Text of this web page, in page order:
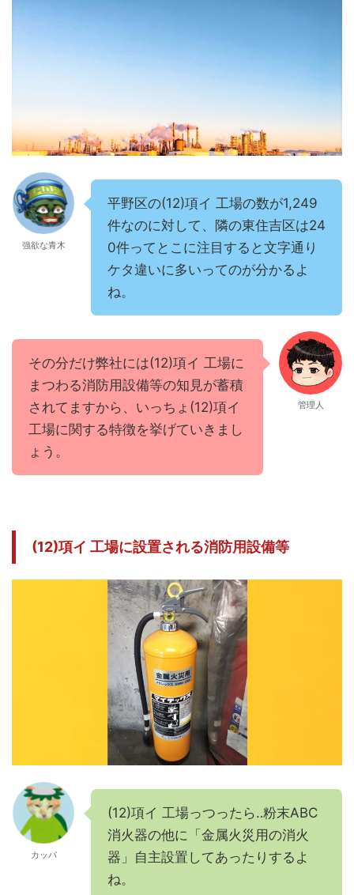
強欲な青木
平野区の(12)項イ 工場の数が1,249
件なのに対して、隣の東住吉区は24
0件ってとこに注目すると文字通り
ケタ違いに多いってのが分かるよ
ね。
その分だけ弊社には(12)項イ 工場に
まつわる消防用設備等の知見が蓄積
されてますから、いっちょ(12)項イ
工場に関する特徴を挙げていきまし
ょう。
管理人
(12)項イ 工場に設置される消防用設備等
カッパ
(12)項イ 工場っつったら‥粉末ABC
消火器の他に「金属火災用の消火
器」自主設置してあったりするよ
ね。